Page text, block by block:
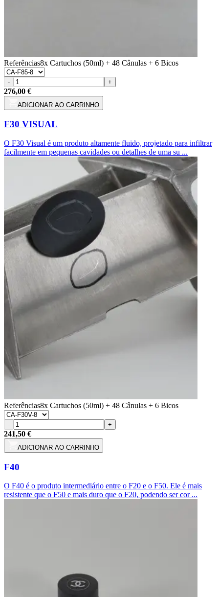
Referências8x Cartuchos (50ml) + 48 Cânulas + 6 Bicos
- +
276,00 €
ADICIONAR AO CARRINHO
F30 VISUAL
O F30 Visual é um produto altamente fluido, projetado para infiltrar
facilmente em pequenas cavidades ou detalhes de uma su ...
Referências8x Cartuchos (50ml) + 48 Cânulas + 6 Bicos
- +
241,50 €
ADICIONAR AO CARRINHO
F40
O F40 é o produto intermediário entre o F20 e o F50. Ele é mais
resistente que o F50 e mais duro que o F20, podendo ser cor ...